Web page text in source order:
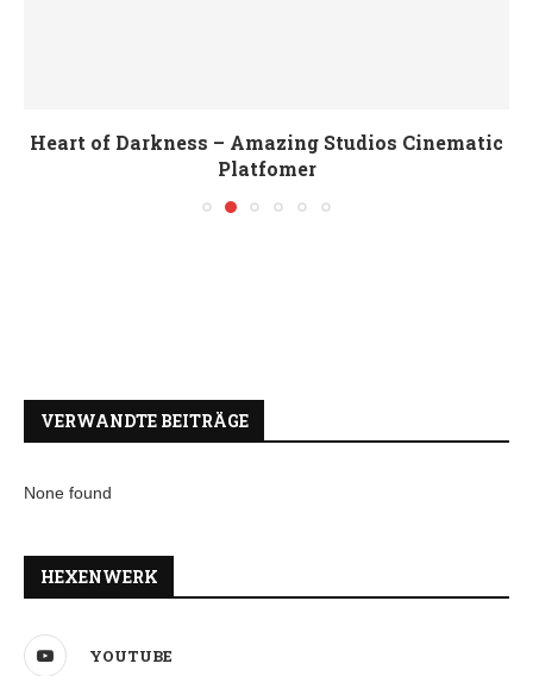
Heart of Darkness – Amazing Studios Cinematic
Platfomer
VERWANDTE BEITRÄGE
None found
HEXENWERK
YOUTUBE